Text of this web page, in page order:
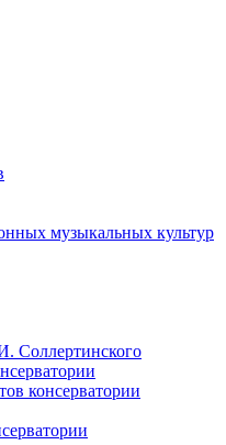
музыкальных культур
Соллертинского
консерватории